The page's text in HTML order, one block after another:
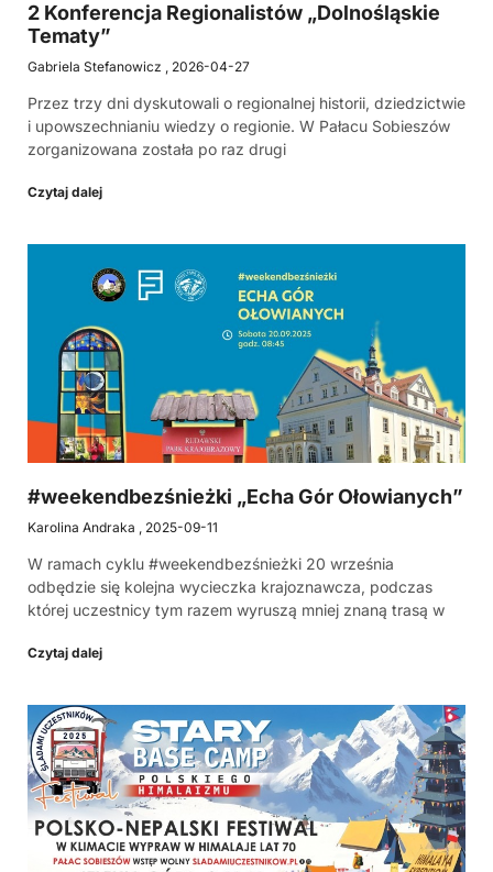
2 Konferencja Regionalistów „Dolnośląskie
Tematy”
Gabriela Stefanowicz 2026-04-27
Przez trzy dni dyskutowali o regionalnej historii, dziedzictwie
i upowszechnianiu wiedzy o regionie. W Pałacu Sobieszów
zorganizowana została po raz drugi
Czytaj dalej
#weekendbezśnieżki „Echa Gór Ołowianych”
Karolina Andraka 2025-09-11
W ramach cyklu #weekendbezśnieżki 20 września
odbędzie się kolejna wycieczka krajoznawcza, podczas
której uczestnicy tym razem wyruszą mniej znaną trasą w
Czytaj dalej